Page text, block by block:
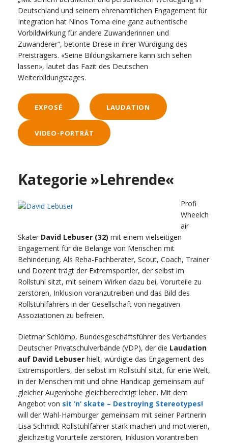
Deutschland und seinem ehrenamtlichen Engagement für
Integration hat Ninos Toma eine ganz authentische
Vorbildwirkung für andere Zuwanderinnen und
Zuwanderer“, betonte Drese in ihrer Würdigung des
Preisträgers. «Seine Bildungskarriere kann sich sehen
lassen», lautet das Fazit des Deutschen
Weiterbildungstages.
EXPOSÉ LAUDATION
VIDEO-PORTRÄT
Kategorie »Lehrende«
Profi
Wheelch
air
Skater David Lebuser (32) mit einem vielseitigen
Engagement für die Belange von Menschen mit
Behinderung. Als Reha-Fachberater, Scout, Coach, Trainer
und Dozent trägt der Extremsportler, der selbst im
Rollstuhl sitzt, mit seinem Wirken dazu bei, Vorurteile zu
zerstören, Inklusion voranzutreiben und das Bild des
Rollstuhlfahrers in der Gesellschaft von negativen
Assoziationen zu befreien.
Dietmar Schlömp, Bundesgeschäftsführer des Verbandes
Deutscher Privatschulverbände (VDP), der die Laudation
auf David Lebuser hielt, würdigte das Engagement des
Extremsportlers, der selbst im Rollstuhl sitzt, für eine Welt,
in der Menschen mit und ohne Handicap gemeinsam auf
gleicher Augenhöhe gleichberechtigt leben. Mit dem
Angebot von sit ’n‘ skate – Destroying Stereotypes!
will der Wahl-Hamburger gemeinsam mit seiner Partnerin
Lisa Schmidt Rollstuhlfahrer stark machen und motivieren,
gleichzeitig Vorurteile zerstören, Inklusion vorantreiben